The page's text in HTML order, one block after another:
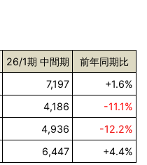
26/1期 中間期
前年同期比
7,197
+1.6%
4,186
-11.1%
4,936
-12.2%
6,447
+4.4%